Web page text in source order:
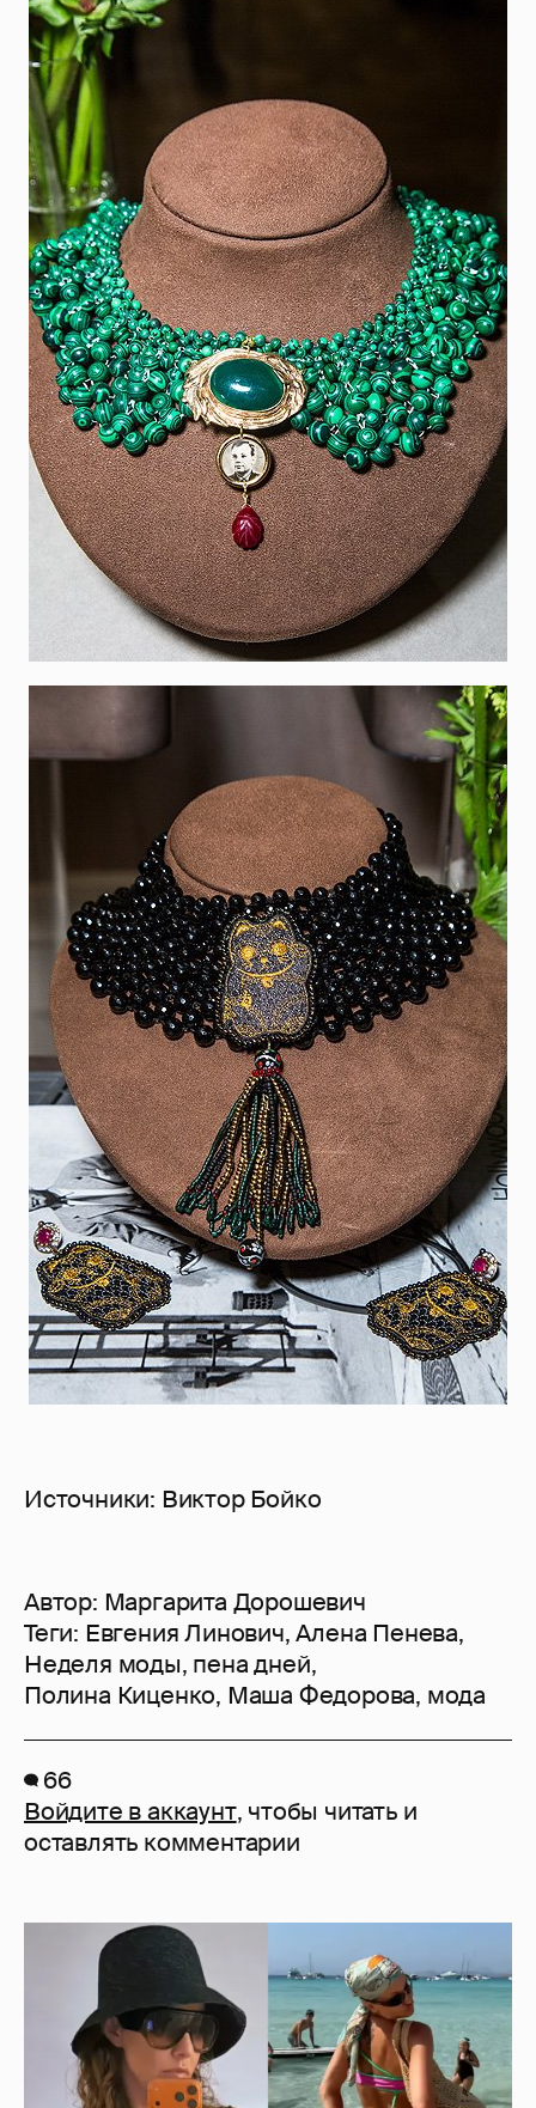
Источники: Виктор Бойко
Автор: Маргарита Дорошевич
Теги: Евгения Линович,Алена Пенева,
Неделя моды, пена дней,
Полина Киценко, Маша Федорова, мода
66
Войдите в аккаунт, чтобы читать и
оставлять комментарии